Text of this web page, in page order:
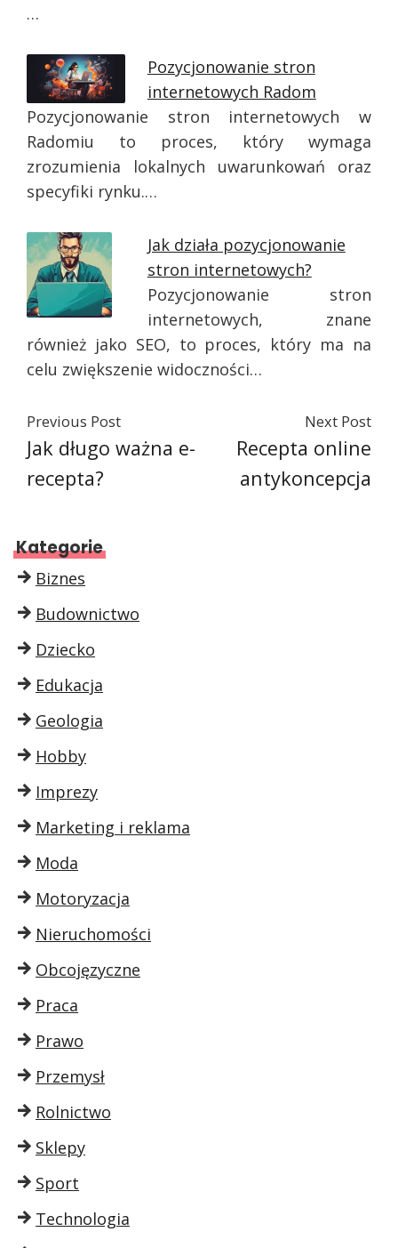
…
Pozycjonowanie stron
internetowych Radom
Pozycjonowanie stron internetowych w
Radomiu to proces, który wymaga
zrozumienia lokalnych uwarunkowań oraz
specyfiki rynku.…
Jak działa pozycjonowanie
stron internetowych?
Pozycjonowanie stron
internetowych, znane
również jako SEO, to proces, który ma na
celu zwiększenie widoczności…
Previous Post
Jak długo ważna e-
recepta?
Next Post
Recepta online
antykoncepcja
Kategorie
Biznes
Budownictwo
Dziecko
Edukacja
Geologia
Hobby
Imprezy
Marketing i reklama
Moda
Motoryzacja
Nieruchomości
Obcojęzyczne
Praca
Prawo
Przemysł
Rolnictwo
Sklepy
Sport
Technologia